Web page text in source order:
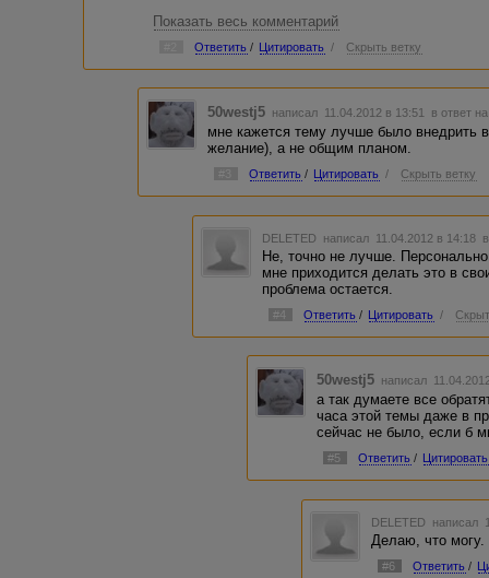
Показать весь комментарий
Ответить / Цитировать / Скрыть ветку
50westj5 написал 11.04.2012 в 13:51 в ответ
мне кажется тему лучше было внедрить
желание), а не общим планом.
Ответить / Цитировать / Скрыть ветку
DELETED написал 11.04.2012 в 14:18
Не, точно не лучше.
мне приходится делать это в
проблема остается.
#4 Ответить / Цитировать /
50westj5 написал
а так думаете все
часа этой темы даже в
сейчас не было, если б
#5 Ответить / Цитировать
DELETED написал
Делаю, что
#6 Ответить /